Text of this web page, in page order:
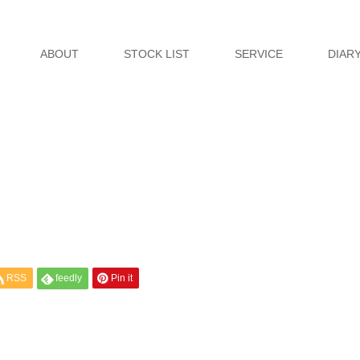
ABOUT STOCK LIST SERVICE
RSS feedly Pin it